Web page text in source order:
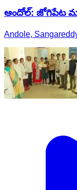
ఆందోల్: జోగిపేట
Andole,